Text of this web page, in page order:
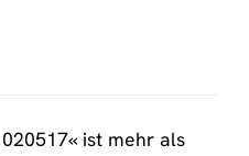
ist mehr als